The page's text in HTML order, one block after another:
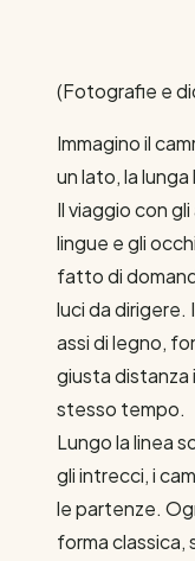
(Fotografie e
Immagino il
un lato, la
Il viaggio con
lingue e gli
fatto di
luci da dirigere.
assi di legno,
giusta distanza
stesso tempo.
Lungo la linea
gli intrecci, i
le partenze.
forma classica,